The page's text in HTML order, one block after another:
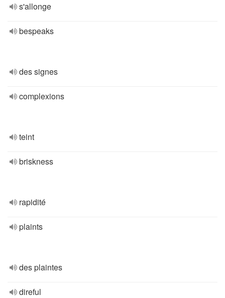
s'allonge
bespeaks
des signes
complexions
teint
briskness
rapidité
plaints
des plaintes
direful